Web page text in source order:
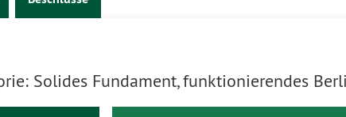
Solides Fundament, funktionierendes